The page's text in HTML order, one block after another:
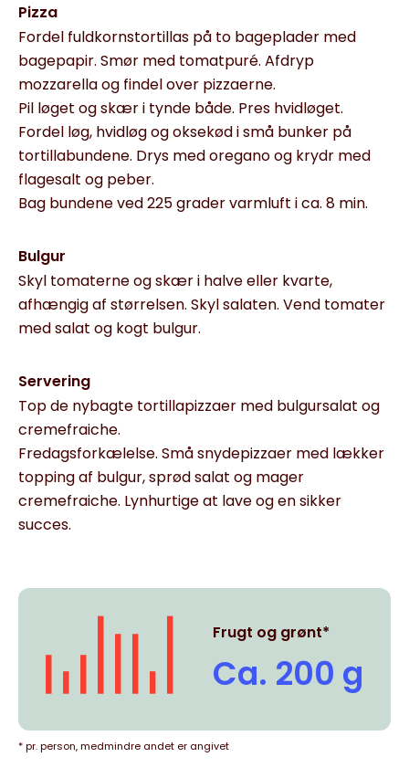
Pizza
Fordel fuldkornstortillas på to bageplader med
bagepapir. Smør med tomatpuré. Afdryp
mozzarella og findel over pizzaerne.
Pil løget og skær i tynde både. Pres hvidløget.
Fordel løg, hvidløg og oksekød i små bunker på
tortillabundene. Drys med oregano og krydr med
flagesalt og peber.
Bag bundene ved 225 grader varmluft i ca. 8 min.
Bulgur
Skyl tomaterne og skær i halve eller kvarte,
afhængig af størrelsen. Skyl salaten. Vend tomater
med salat og kogt bulgur.
Servering
Top de nybagte tortillapizzaer med bulgursalat og
cremefraiche.
Fredagsforkælelse. Små snydepizzaer med lækker
topping af bulgur, sprød salat og mager
cremefraiche. Lynhurtige at lave og en sikker
succes.
Frugt og grønt*
Ca. 200 g
* pr. person, medmindre andet er angivet